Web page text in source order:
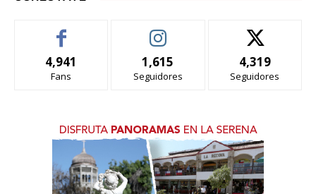
4,941
Fans
1,615
Seguidores
4,319
Seguidores